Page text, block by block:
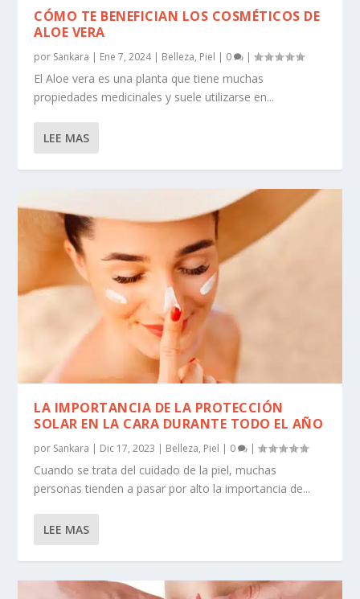
CÓMO TE BENEFICIAN LOS COSMÉTICOS DE
ALOE VERA
por Sankara | Ene 7, 2024| Belleza, Piel | 0 |
El Aloe vera es una planta que tiene muchas
propiedades medicinales y suele utilizarse en...
LEE MAS
LA IMPORTANCIA DE LA PROTECCIÓN
SOLAR EN LA CARA DURANTE TODO EL AÑO
por Sankara | Dic 17, 2023 | Belleza, Piel | 0 |
Cuando se trata del cuidado de la piel, muchas
personas tienden a pasar por alto la importancia de...
LEE MAS